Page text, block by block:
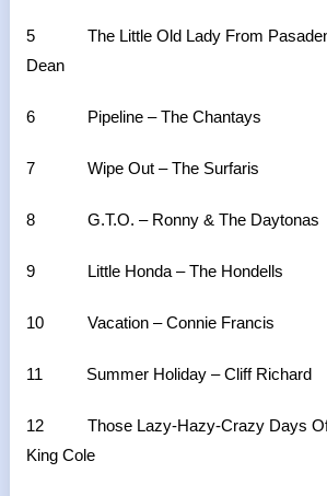
5 The Little Old Lady From
Dean
6 Pipeline – The Chantays
7 Wipe Out – The Surfaris
8 G.T.O. – Ronny & The Daytonas
9 Little Honda – The Hondells
10 Vacation – Connie Francis
11 Summer Holiday – Cliff
12 Those Lazy-Hazy-Crazy Days Of
King Cole